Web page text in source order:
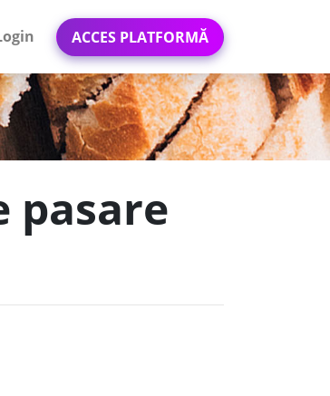
ACCES PLATFORMĂ
pasare